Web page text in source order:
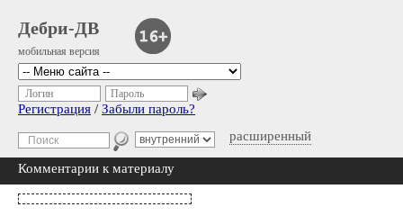
Дебри-ДВ
мобильная версия
расширенный
Логин Пароль
Регистрация / Забыли пароль?
Комментарии к материалу